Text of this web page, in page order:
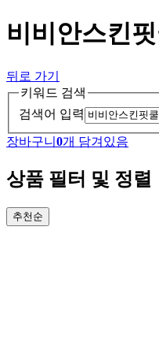
비비안스킨
뒤로 가기
키워드 검색
검색어 입력
장바구니 0개 담겨있음
상품 필터 및 정렬
추천순